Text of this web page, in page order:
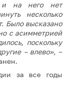
и на него нет
несколько
Было высказано
с асимметрией
поскольку
– влево», –
за все годы